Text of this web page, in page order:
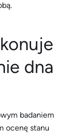
dna
badaniem
ocenę stanu